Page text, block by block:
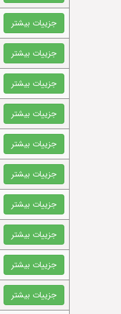
جزییات بیشتر
جزییات بیشتر
جزییات بیشتر
جزییات بیشتر
جزییات بیشتر
جزییات بیشتر
جزییات بیشتر
جزییات بیشتر
جزییات بیشتر
جزییات بیشتر